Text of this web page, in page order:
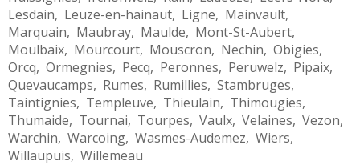
Lesdain, Leuze-en-hainaut, Ligne, Mainvault,
Marquain, Maubray, Maulde, Mont-St-Aubert,
Moulbaix, Mourcourt, Mouscron, Nechin, Obigies,
Orcq, Ormegnies, Pecq, Peronnes, Peruwelz, Pipaix,
Quevaucamps, Rumes, Rumillies, Stambruges,
Taintignies, Templeuve, Thieulain, Thimougies,
Thumaide, Tournai, Tourpes, Vaulx, Velaines, Vezon,
Warchin, Warcoing, Wasmes-Audemez, Wiers,
Willaupuis, Willemeau